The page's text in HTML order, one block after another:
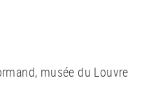
musée du Louvre